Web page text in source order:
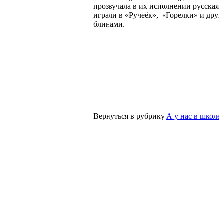
прозвучала в их исполнении
играли в «Ручеёк», «Горелки» и
блинами.
Вернуться в рубрику А у нас в